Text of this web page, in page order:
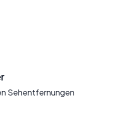
Sehentfernungen